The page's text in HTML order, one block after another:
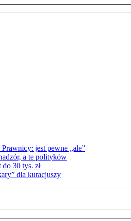
jest pewne „ale”
a te polityków
30 tys. zł
dla kuracjuszy